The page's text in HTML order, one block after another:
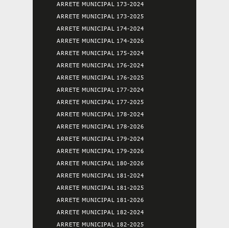
ARRETE MUNICIPAL 173-2024
ARRETE MUNICIPAL 173-2025
ARRETE MUNICIPAL 174-2024
ARRETE MUNICIPAL 174-2026
ARRETE MUNICIPAL 175-2024
ARRETE MUNICIPAL 176-2024
ARRETE MUNICIPAL 176-2025
ARRETE MUNICIPAL 177-2024
ARRETE MUNICIPAL 177-2025
ARRETE MUNICIPAL 178-2024
ARRETE MUNICIPAL 178-2026
ARRETE MUNICIPAL 179-2024
ARRETE MUNICIPAL 179-2026
ARRETE MUNICIPAL 180-2026
ARRETE MUNICIPAL 181-2024
ARRETE MUNICIPAL 181-2025
ARRETE MUNICIPAL 181-2026
ARRETE MUNICIPAL 182-2024
ARRETE MUNICIPAL 182-2025